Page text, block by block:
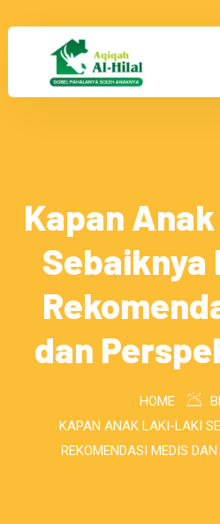
Kapan
Sebaiknya
dan
HOME
KAPAN ANAK LAKI-LAKI
REKOMENDASI MEDIS